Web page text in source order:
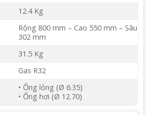
12.4 Kg
Rộng 800 mm – Cao 550 mm – Sâu
302 mm
31.5 Kg
Gas R32
• Ống lỏng (Ø 6.35)
• Ống hơi (Ø 12.70)